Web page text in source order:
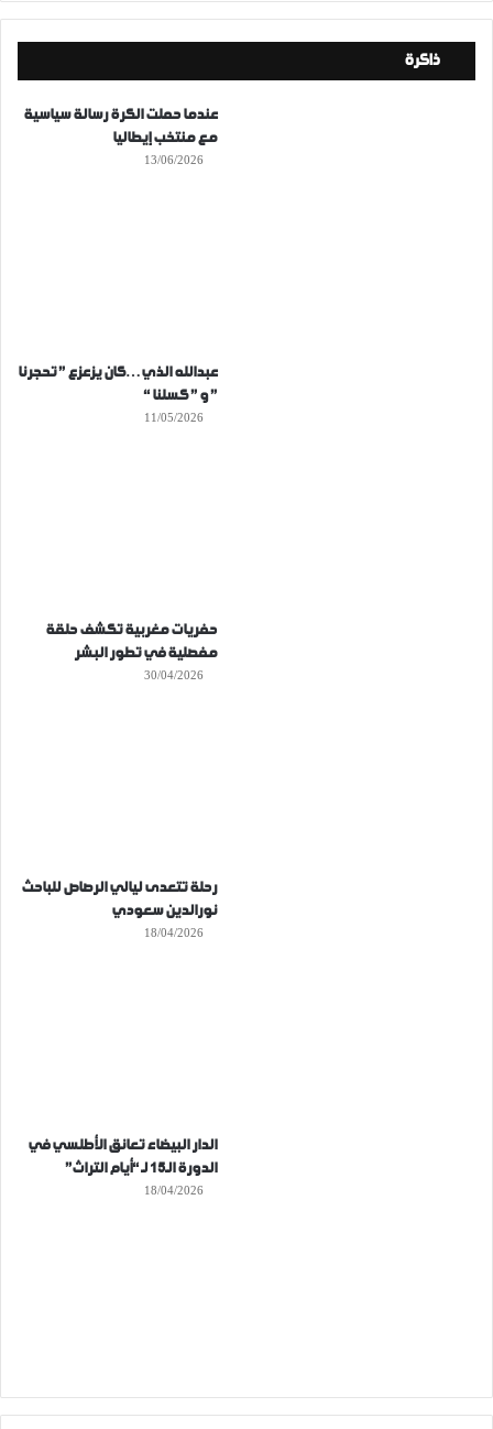
ذاكرة
عندما حملت الكرة رسالة سياسية
مع منتخب إيطاليا
13/06/2026
عبدالله الذي…كان يزعزع ” تحجرنا
” و ” كسلنا “
11/05/2026
حفريات مغربية تكشف حلقة
مفصلية في تطور البشر
30/04/2026
رحلة تتعدى ليالي الرصاص للباحث
نورالدين سعودي
18/04/2026
الدار البيضاء تعانق الأطلسي في
الدورة الـ15 لـ “أيام التراث”
18/04/2026